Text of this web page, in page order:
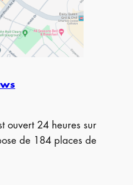
ouvert 24 heures sur
de 184 places de